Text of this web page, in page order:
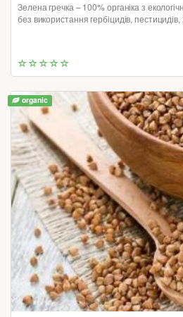
Зелена гречка – 100% органіка з
без використання гербіцидів,
organic